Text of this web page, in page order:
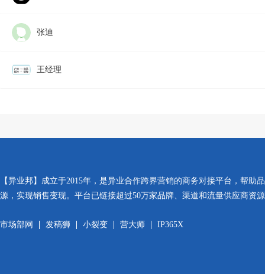
张迪
王经理
【异业邦】成立于2015年，是异业合作跨界营销的商务对接平台，帮助
源，实现销售变现。平台已链接超过50万家品牌、渠道和流量供应商资
市场部网 发稿狮 小裂变 营大师 IP365X